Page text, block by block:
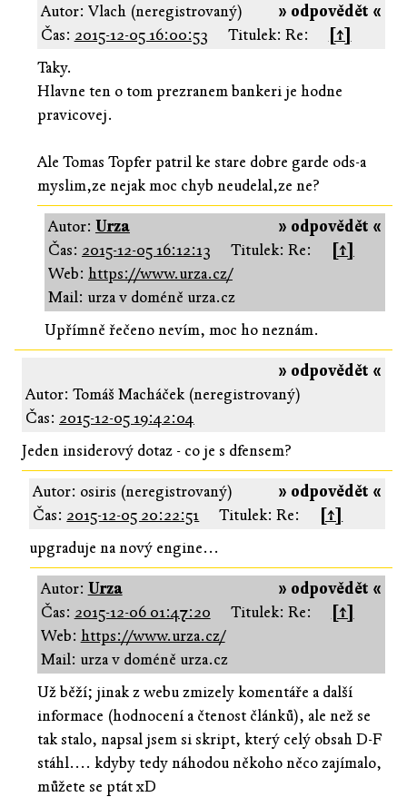
» odpovědět «
Autor: Vlach (neregistrovaný)
Čas: 2015-12-05 16:00:53 Titulek: Re:
[↑]
Taky.
Hlavne ten o tom prezranem bankeri je hodne
pravicovej.
Ale Tomas Topfer patril ke stare dobre garde ods-a
myslim,ze nejak moc chyb neudelal,ze ne?
» odpovědět «
Autor: Urza
Čas: 2015-12-05 16:12:13 Titulek: Re:
[↑]
Web: https://www.urza.cz/
Mail: urza v doméně urza.cz
Upřímně řečeno nevím, moc ho neznám.
» odpovědět «
Autor: Tomáš Macháček (neregistrovaný)
Čas: 2015-12-05 19:42:04
Jeden insiderový dotaz - co je s dfensem?
» odpovědět «
Autor: osiris (neregistrovaný)
Čas: 2015-12-05 20:22:51 Titulek: Re:
[↑]
upgraduje na nový engine...
» odpovědět «
Autor: Urza
Čas: 2015-12-06 01:47:20 Titulek: Re:
[↑]
Web: https://www.urza.cz/
Mail: urza v doméně urza.cz
Už běží; jinak z webu zmizely komentáře a další
informace (hodnocení a čtenost článků), ale než se
tak stalo, napsal jsem si skript, který celý obsah D-F
stáhl.... kdyby tedy náhodou někoho něco zajímalo,
můžete se ptát xD